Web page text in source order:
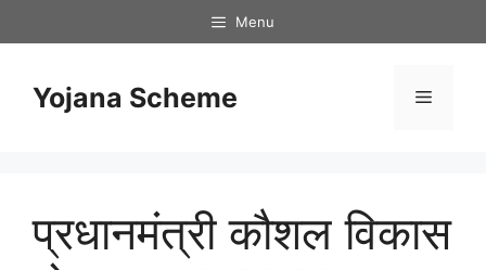
to
Menu
Yojana Scheme Menu
प्रधानमंत्री कौशल विकास